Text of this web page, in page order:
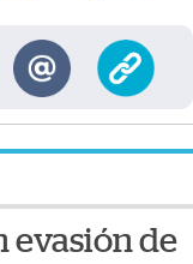
evasión de